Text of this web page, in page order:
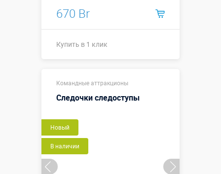
670 Br
Купить в 1 клик
Командные аттракционы
Следочки следоступы
Новый
В наличии